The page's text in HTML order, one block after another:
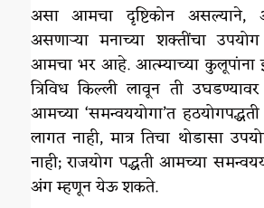
असा आमचा दृष्टिकोन असल्याने,
असणाऱ्या मनाच्या शक्तींचा
आमचा भर आहे. आत्म्याच्या कुलूपांना
त्रिविध किल्ली लावून ती
आमच्या ‘समन्वययोगा’त
लागत नाही, मात्र तिचा थोडासा
नाही; राजयोग पद्धती आमच्या
अंग म्हणून येऊ शकते.